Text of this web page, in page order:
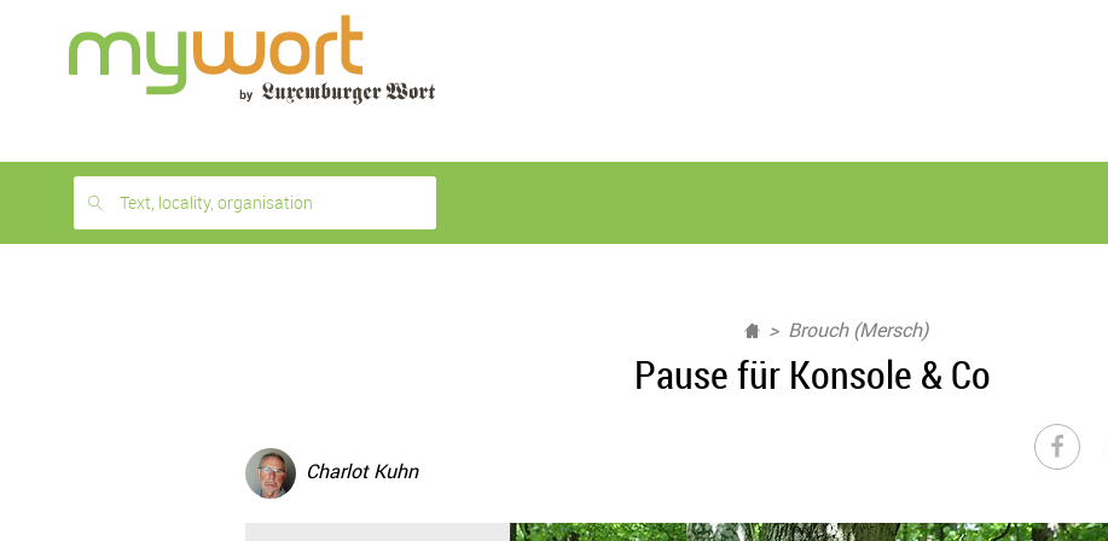
month
free
Text, locality, organisation
Brouch (Mersch)
Pause für Konsole & Co
Charlot Kuhn